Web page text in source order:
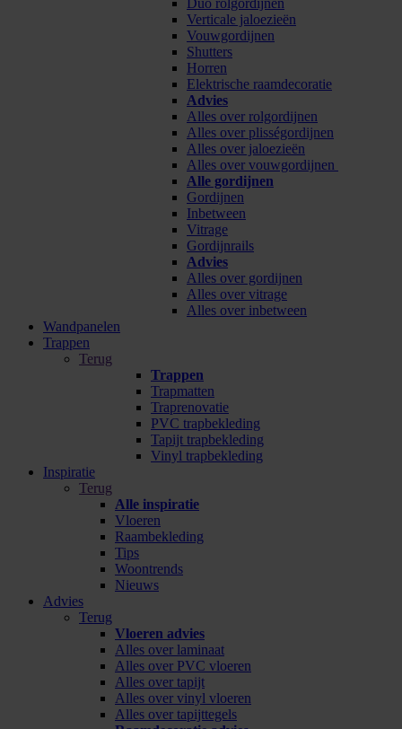
Duo rolgordijnen
Verticale jaloezieën
Vouwgordijnen
Shutters
Horren
Elektrische raamdecoratie
Advies
Alles over rolgordijnen
Alles over plisségordijnen
Alles over jaloezieën
Alles over vouwgordijnen
Alle gordijnen
Gordijnen
Inbetween
Vitrage
Gordijnrails
Advies
Alles over gordijnen
Alles over vitrage
Alles over inbetween
Wandpanelen
Trappen
Terug
Trappen
Trapmatten
Traprenovatie
PVC trapbekleding
Tapijt trapbekleding
Vinyl trapbekleding
Inspiratie
Terug
Alle inspiratie
Vloeren
Raambekleding
Tips
Woontrends
Nieuws
Advies
Terug
Vloeren advies
Alles over laminaat
Alles over PVC vloeren
Alles over tapijt
Alles over vinyl vloeren
Alles over tapijttegels